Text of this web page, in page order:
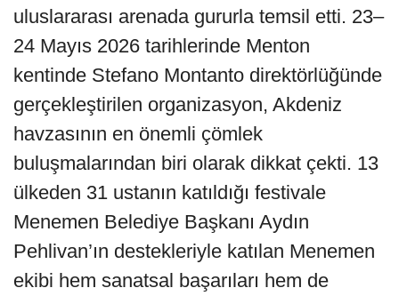
uluslararası arenada gururla temsil etti. 23–
24 Mayıs 2026 tarihlerinde Menton
kentinde Stefano Montanto direktörlüğünde
gerçekleştirilen organizasyon, Akdeniz
havzasının en önemli çömlek
buluşmalarından biri olarak dikkat çekti. 13
ülkeden 31 ustanın katıldığı festivale
Menemen Belediye Başkanı Aydın
Pehlivan’ın destekleriyle katılan Menemen
ekibi hem sanatsal başarıları hem de